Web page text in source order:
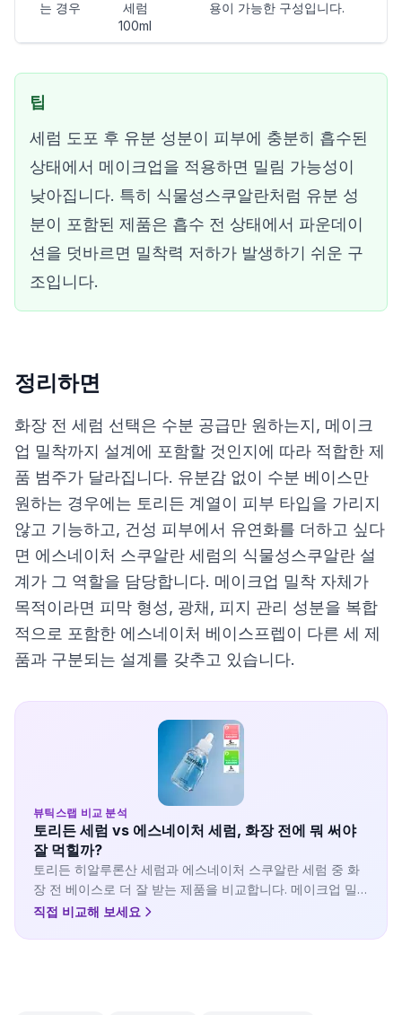
는 경우
세럼
100ml
용이 가능한 구성입니다.
팁
세럼 도포 후 유분 성분이 피부에 충분히 흡수된
상태에서 메이크업을 적용하면 밀림 가능성이
낮아집니다. 특히 식물성스쿠알란처럼 유분 성
분이 포함된 제품은 흡수 전 상태에서 파운데이
션을 덧바르면 밀착력 저하가 발생하기 쉬운 구
조입니다.
정리하면
화장 전 세럼 선택은 수분 공급만 원하는지, 메이크
업 밀착까지 설계에 포함할 것인지에 따라 적합한 제
품 범주가 달라집니다. 유분감 없이 수분 베이스만
원하는 경우에는 토리든 계열이 피부 타입을 가리지
않고 기능하고, 건성 피부에서 유연화를 더하고 싶다
면 에스네이처 스쿠알란 세럼의 식물성스쿠알란 설
계가 그 역할을 담당합니다. 메이크업 밀착 자체가
목적이라면 피막 형성, 광채, 피지 관리 성분을 복합
적으로 포함한 에스네이처 베이스프렙이 다른 세 제
품과 구분되는 설계를 갖추고 있습니다.
뷰틱스랩 비교 분석
토리든 세럼 vs 에스네이처 세럼, 화장 전에 뭐 써야
잘 먹힐까?
토리든 히알루론산 세럼과 에스네이처 스쿠알란 세럼 중 화
장 전 베이스로 더 잘 받는 제품을 비교합니다. 메이크업 밀
착력과 수분 공급력을 함께 확인해보세요.
직접 비교해 보세요